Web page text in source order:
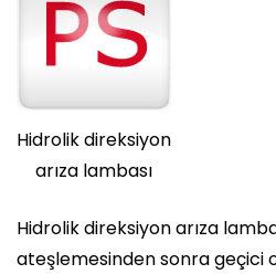
Hidrolik direksiyon
arıza lambası
Hidrolik direksiyon arıza
ateşlemesinden sonra geçici